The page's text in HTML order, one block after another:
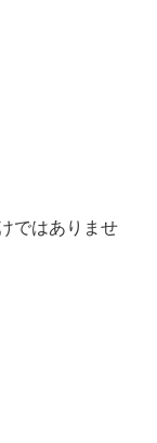
ではありませ